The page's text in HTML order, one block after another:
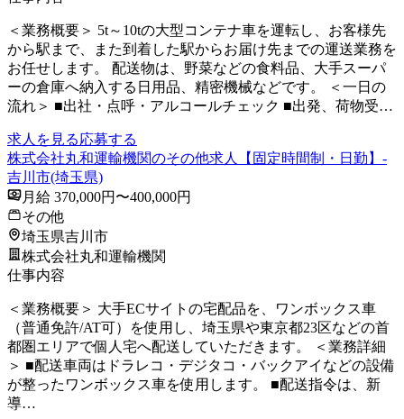
＜業務概要＞ 5t～10tの大型コンテナ車を運転し、お客様先
から駅まで、また到着した駅からお届け先までの運送業務を
お任せします。 配送物は、野菜などの食料品、大手スーパ
ーの倉庫へ納入する日用品、精密機械などです。 ＜一日の
流れ＞ ■出社・点呼・アルコールチェック ■出発、荷物受…
求人を見る応募する
株式会社丸和運輸機関のその他求人【固定時間制・日勤】-
吉川市(埼玉県)
月給 370,000円〜400,000円
その他
埼玉県吉川市
株式会社丸和運輸機関
仕事内容
＜業務概要＞ 大手ECサイトの宅配品を、ワンボックス車
（普通免許/AT可）を使用し、埼玉県や東京都23区などの首
都圏エリアで個人宅へ配送していただきます。 ＜業務詳細
＞ ■配送車両はドラレコ・デジタコ・バックアイなどの設備
が整ったワンボックス車を使用します。 ■配送指令は、新
導…